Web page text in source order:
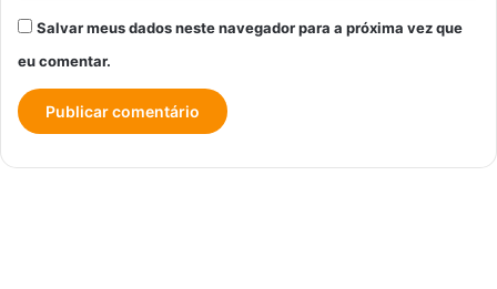
Salvar meus dados neste navegador para a próxima vez que
eu comentar.